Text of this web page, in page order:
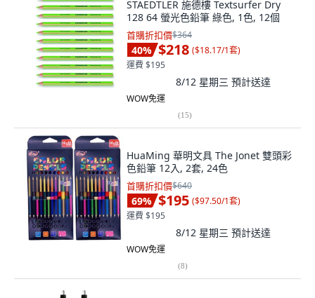
STAEDTLER 施德樓 Textsurfer Dry
128 64 螢光色鉛筆 綠色, 1色, 12個
首購折扣價$364
40% $218 ($18.17/1套)
運費 $195
8/12 星期三 預計送達
WOW免運
(15)
HuaMing 華明文具 The Jonet 雙頭彩
色鉛筆 12入, 2套, 24色
首購折扣價$640
69% $195 ($97.50/1套)
運費 $195
8/12 星期三 預計送達
WOW免運
(8)